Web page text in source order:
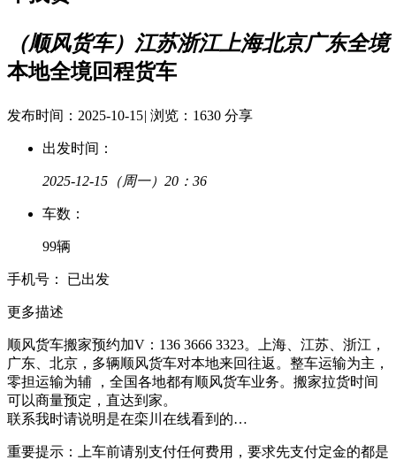
（顺风货车）江苏浙江上海北京广东全境
本地全境回程货车
发布时间：2025-10-15| 浏览：1630 分享
出发时间：
2025-12-15 （周一）20：36
车数：
99辆
手机号： 已出发
更多描述
顺风货车搬家预约加V：136 3666 3323。上海、江苏、浙江，
广东、北京，多辆顺风货车对本地来回往返。整车运输为主，
零担运输为辅 ，全国各地都有顺风货车业务。搬家拉货时间
可以商量预定，直达到家。
联系我时请说明是在栾川在线看到的…
重要提示：上车前请别支付任何费用，要求先支付定金的都是